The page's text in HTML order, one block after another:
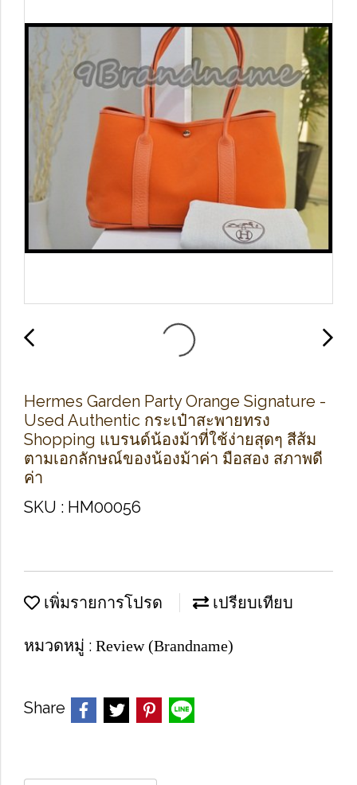
Hermes Garden Party Orange Signature -
Used Authentic กระเป๋าสะพายทรง
Shopping แบรนด์น้องม้าที่ใช้ง่ายสุดๆ สีส้ม
ตามเอกลักษณ์ของน้องม้าค่า มือสอง สภาพดี
ค่า
SKU : HM00056
เพิ่มรายการโปรด เปรียบเทียบ
หมวดหมู่ : Review (Brandname)
Share